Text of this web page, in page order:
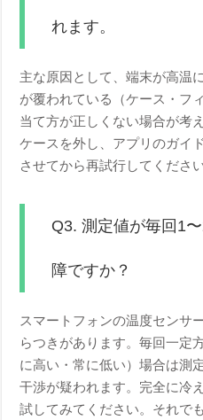
れます。
主な原因として、端末が高温
が覆われている（ケース・フ
当て方が正しくない場合が考
ケースを外し、アプリのガイ
させてから再試行してください
Q3. 測定値が毎回1
障ですか？
スマートフォンの温度センサ
らつきがあります。毎回一定
に高い・常に低い）場合は測
干渉が疑われます。完全に冷
試してみてください。それで